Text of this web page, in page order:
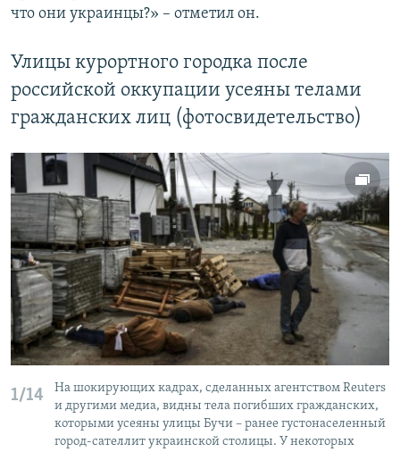
что они украинцы?» – отметил он.
Улицы курортного городка после
российской оккупации усеяны телами
гражданских лиц (фотосвидетельство)
1/14
На шокирующих кадрах, сделанных агентством Reuters
и другими медиа, видны тела погибших гражданских,
которыми усеяны улицы Бучи – ранее густонаселенный
город-сателлит украинской столицы. У некоторых